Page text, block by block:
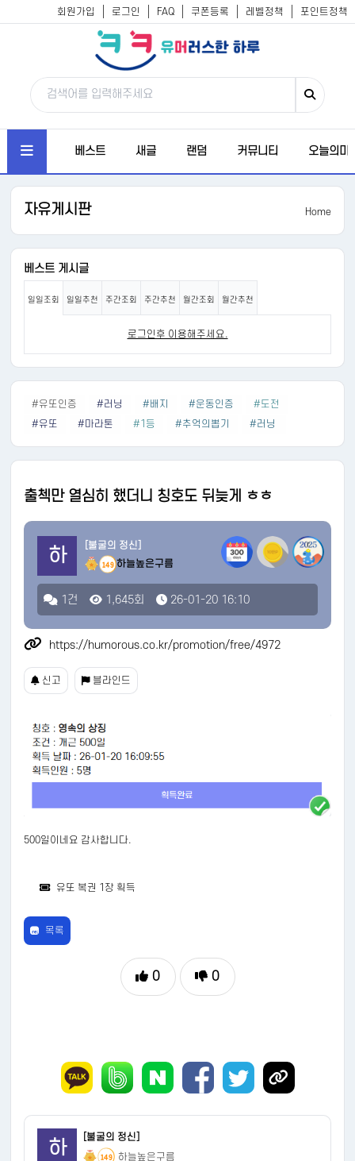
회원가입 로그인 FAQ 쿠폰등록 레벨정책 포인트정책
베스트 새글 랜덤 커뮤니티 오늘의미
자유게시판 Home
베스트 게시글
일일조회 일일추천 주간조회 주간추천 월간조회 월간추천
로그인후 이용해주세요.
#유또인증 #러닝 #배지 #운동인증
#도전
#유또
#마라톤 #1등 #추억의뽑기 #러닝
출첵만 열심히 했더니 칭호도 뒤늦게 ㅎㅎ
하 [불굴의 정신]
149 하늘높은구름
1건 1,645회 26-01-20 16:10
https://humorous.co.kr/promotion/free/4972
신고 블라인드
500일이네요 감사합니다.
유또 복권 1장 획득
목록
0 0
하
[불굴의 정신]
149 하늘높은구름